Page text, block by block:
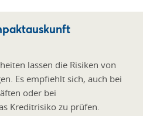
lassen die Risiken von
Es empfiehlt sich, auch bei
oder bei
Kreditrisiko zu prüfen.